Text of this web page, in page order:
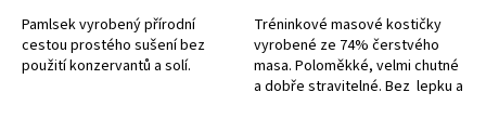
hvězdiček.
Pamlsek vyrobený přírodní
cestou prostého sušení bez
použití konzervantů a solí.
hvězdiček.
Tréninkové masové kostičky
vyrobené ze 74% čerstvého
masa. Poloměkké, velmi chutné
a dobře stravitelné. Bez lepku a